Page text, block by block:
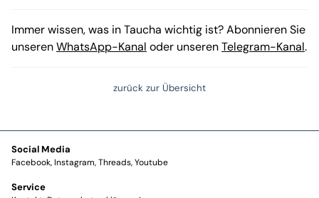
Immer wissen, was in Taucha wichtig ist? Abonnieren Sie
unserenWhatsApp-Kanal oder unserenTelegram-Kanal.
zurück zur Übersicht
Social Media
Facebook Instagram Threads Youtube
Service